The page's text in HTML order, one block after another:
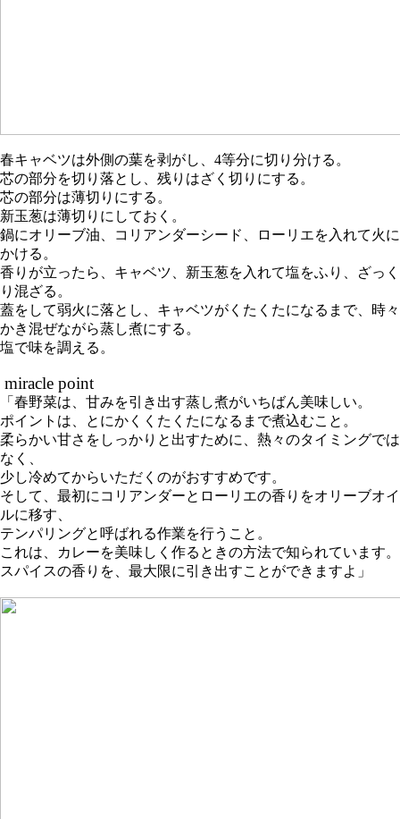
春キャベツは外側の葉を剥がし、4等分に切り分ける。
芯の部分を切り落とし、残りはざく切りにする。
芯の部分は薄切りにする。
新玉葱は薄切りにしておく。
鍋にオリーブ油、コリアンダーシード、ローリエを入れて火に
かける。
香りが立ったら、キャベツ、新玉葱を入れて塩をふり、ざっく
り混ざる。
蓋をして弱火に落とし、キャベツがくたくたになるまで、時々
かき混ぜながら蒸し煮にする。
塩で味を調える。
miracle point
「春野菜は、甘みを引き出す蒸し煮がいちばん美味しい。
ポイントは、とにかくくたくたになるまで煮込むこと。
柔らかい甘さをしっかりと出すために、熱々のタイミングでは
なく、
少し冷めてからいただくのがおすすめです。
そして、最初にコリアンダーとローリエの香りをオリーブオイ
ルに移す、
テンパリングと呼ばれる作業を行うこと。
これは、カレーを美味しく作るときの方法で知られています。
スパイスの香りを、最大限に引き出すことができますよ」